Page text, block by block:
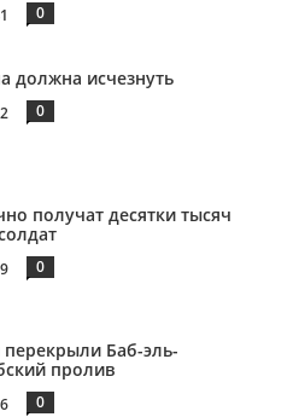
0
должна исчезнуть
0
получат десятки тысяч
0
перекрыли Баб-эль-
пролив
0